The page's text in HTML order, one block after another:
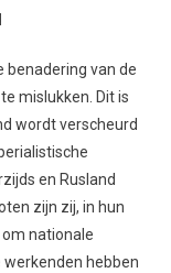
benadering van de
mislukken. Dit is
wordt verscheurd
en Rusland
zijn zij, in hun
nationale
werkenden hebben